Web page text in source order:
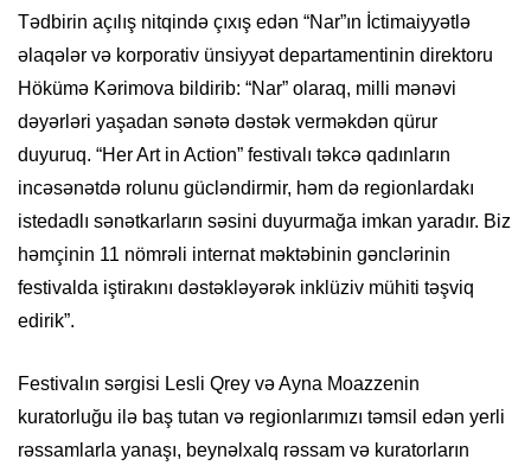
Tədbirin açılış nitqində çıxış edən “Nar”ın İctimaiyyətlə
əlaqələr və korporativ ünsiyyət departamentinin direktoru
Hökümə Kərimova bildirib: “Nar” olaraq, milli mənəvi
dəyərləri yaşadan sənətə dəstək verməkdən qürur
duyuruq. “Her Art in Action” festivalı təkcə qadınların
incəsənətdə rolunu gücləndirmir, həm də regionlardakı
istedadlı sənətkarların səsini duyurmağa imkan yaradır. Biz
həmçinin 11 nömrəli internat məktəbinin gənclərinin
festivalda iştirakını dəstəkləyərək inklüziv mühiti təşviq
edirik”.
Festivalın sərgisi Lesli Qrey və Ayna Moazzenin
kuratorluğu ilə baş tutan və regionlarımızı təmsil edən yerli
rəssamlarla yanaşı, beynəlxalq rəssam və kuratorların